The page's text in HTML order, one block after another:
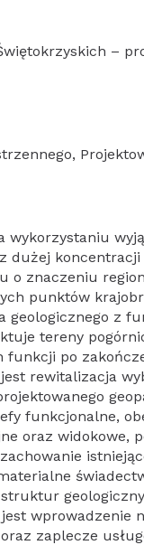
–
wykorzystaniu
dużej
o znaczeniu
punktów
geologicznego z
tereny
funkcji po
rewitalizacja
funkcjonalne,
oraz widokowe,
zaplecze